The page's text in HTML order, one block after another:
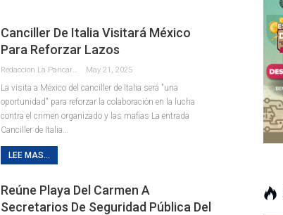
Canciller De Italia Visitará México
Para Reforzar Lazos
May 21, 2025
La visita a México del canciller de Italia será "una
oportunidad" para reforzar la colaboración en la lucha
contra el crimen organizado y las mafias La entrada
Canciller de Italia…
LEE MAS...
Reúne Playa Del Carmen A
Secretarios De Seguridad Pública Del